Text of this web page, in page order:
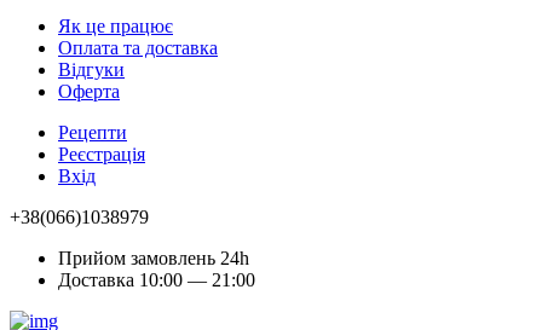
Як це працює
Оплата та доставка
Відгуки
Оферта
Рецепти
Реєстрація
Вхід
+38(066)1038979
Прийом замовлень 24h
Доставка 10:00 — 21:00